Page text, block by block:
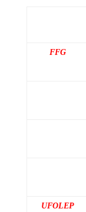
FFG
UFOLEP